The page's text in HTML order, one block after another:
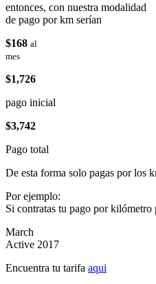
entonces, con nuestra modalidad
de pago por km serían
$168 al
mes
$1,726
pago inicial
$3,742
Pago total
De esta forma solo pagas por los
Por ejemplo:
Si contratas tu pago por kilómetro
March
Active 2017
Encuentra tu tarifa aqui